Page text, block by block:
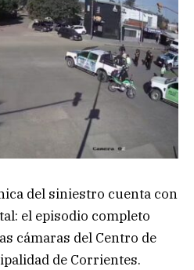
del siniestro cuenta con
el episodio completo
cámaras del Centro de
de Corrientes.